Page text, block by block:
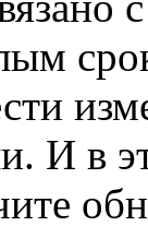
И в